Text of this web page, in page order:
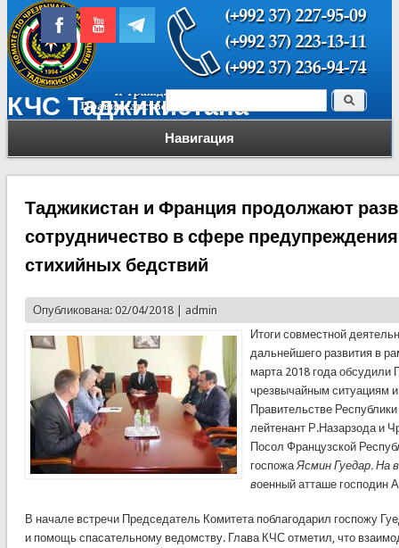
КЧС Таджикистана
Навигация
Форма поиска Поиск
Таджикистан и Франция продолжают
сотрудничество в сфере
стихийных бедствий
Опубликована: 02/04/2018 | admin
Итоги совместной
дальнейшего развития в
марта 2018 года обсудили
чрезвычайным ситуациям
Правительстве
лейтенант Р.Назарзода и
Посол Французской
госпожа Ясмин Гуедар. На
военный атташе господин
В начале встречи Председатель Комитета поблагодарил госпожу
и помощь спасательному ведомству. Глава КЧС отметил, что